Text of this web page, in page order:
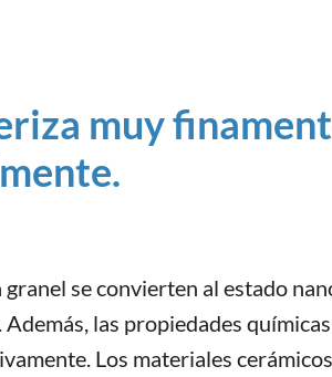
muy
granel se convierten al estado
las propiedades
Los materiales